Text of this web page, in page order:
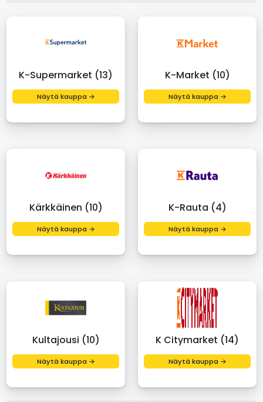
K-Supermarket (13)
Näytä kauppa →
K-Market (10)
Näytä kauppa →
Kärkkäinen (10)
Näytä kauppa →
K-Rauta (4)
Näytä kauppa →
Kultajousi (10)
Näytä kauppa →
K Citymarket (14)
Näytä kauppa →